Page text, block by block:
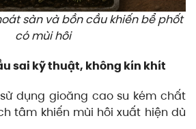
sàn và bồn cầu khiến bể phốt
có mùi hôi
sai kỹ thuật, không kín khít
dụng gioăng cao su kém chất
tâm khiến mùi hôi xuất hiện dù